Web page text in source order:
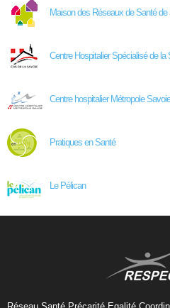
Maison des Réseaux de Santé de
Centre Hospitalier Spécialisé de la
Centre hospitalier Métropole Savoie
Pratiques en Santé
Le Pélican